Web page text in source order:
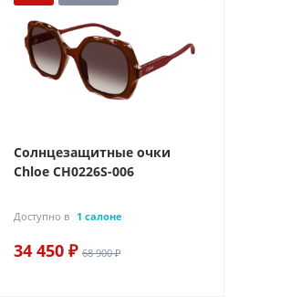
Солнцезащитные очки
Chloe CH0226S-006
Доступно в 1 салоне
34 450 ₽ 68 900 ₽